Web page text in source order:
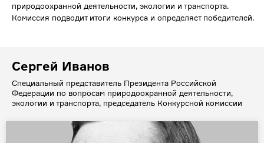
природоохранной деятельности, экологии и транспорта.
Комиссия подводит итоги конкурса и определяет победителей.
Сергей Иванов
Специальный представитель Президента Российской
Федерации по вопросам природоохранной деятельности,
экологии и транспорта, председатель Конкурсной комиссии